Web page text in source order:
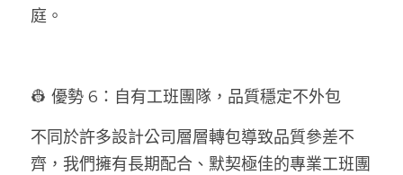
庭。
👷 優勢 6：自有工班團隊，品質穩定不外包
不同於許多設計公司層層轉包導致品質參差不
齊，我們擁有長期配合、默契極佳的專業工班團